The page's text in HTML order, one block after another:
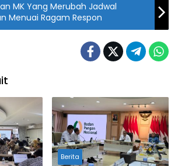
MK Yang Merubah Jadwal
Menuai Ragam Respon
Berita